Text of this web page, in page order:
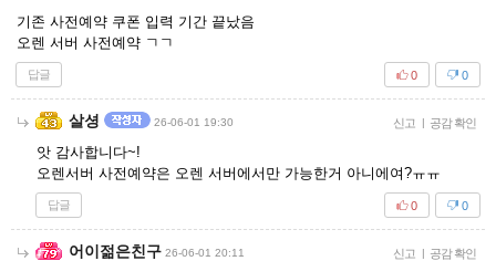
기존 사전예약 쿠폰 입력 기간 끝났음
오렌 서버 사전예약 ㄱㄱ
답글 0
0
살셩 26-06-01 19:30 신고 | 공감 확인
앗 감사합니다~!
오렌서버 사전예약은 오렌 서버에서만 가능한거 아니에여?ㅠㅠ
답글 0
0
어이젊은친구 26-06-01 20:11 신고 | 공감 확인